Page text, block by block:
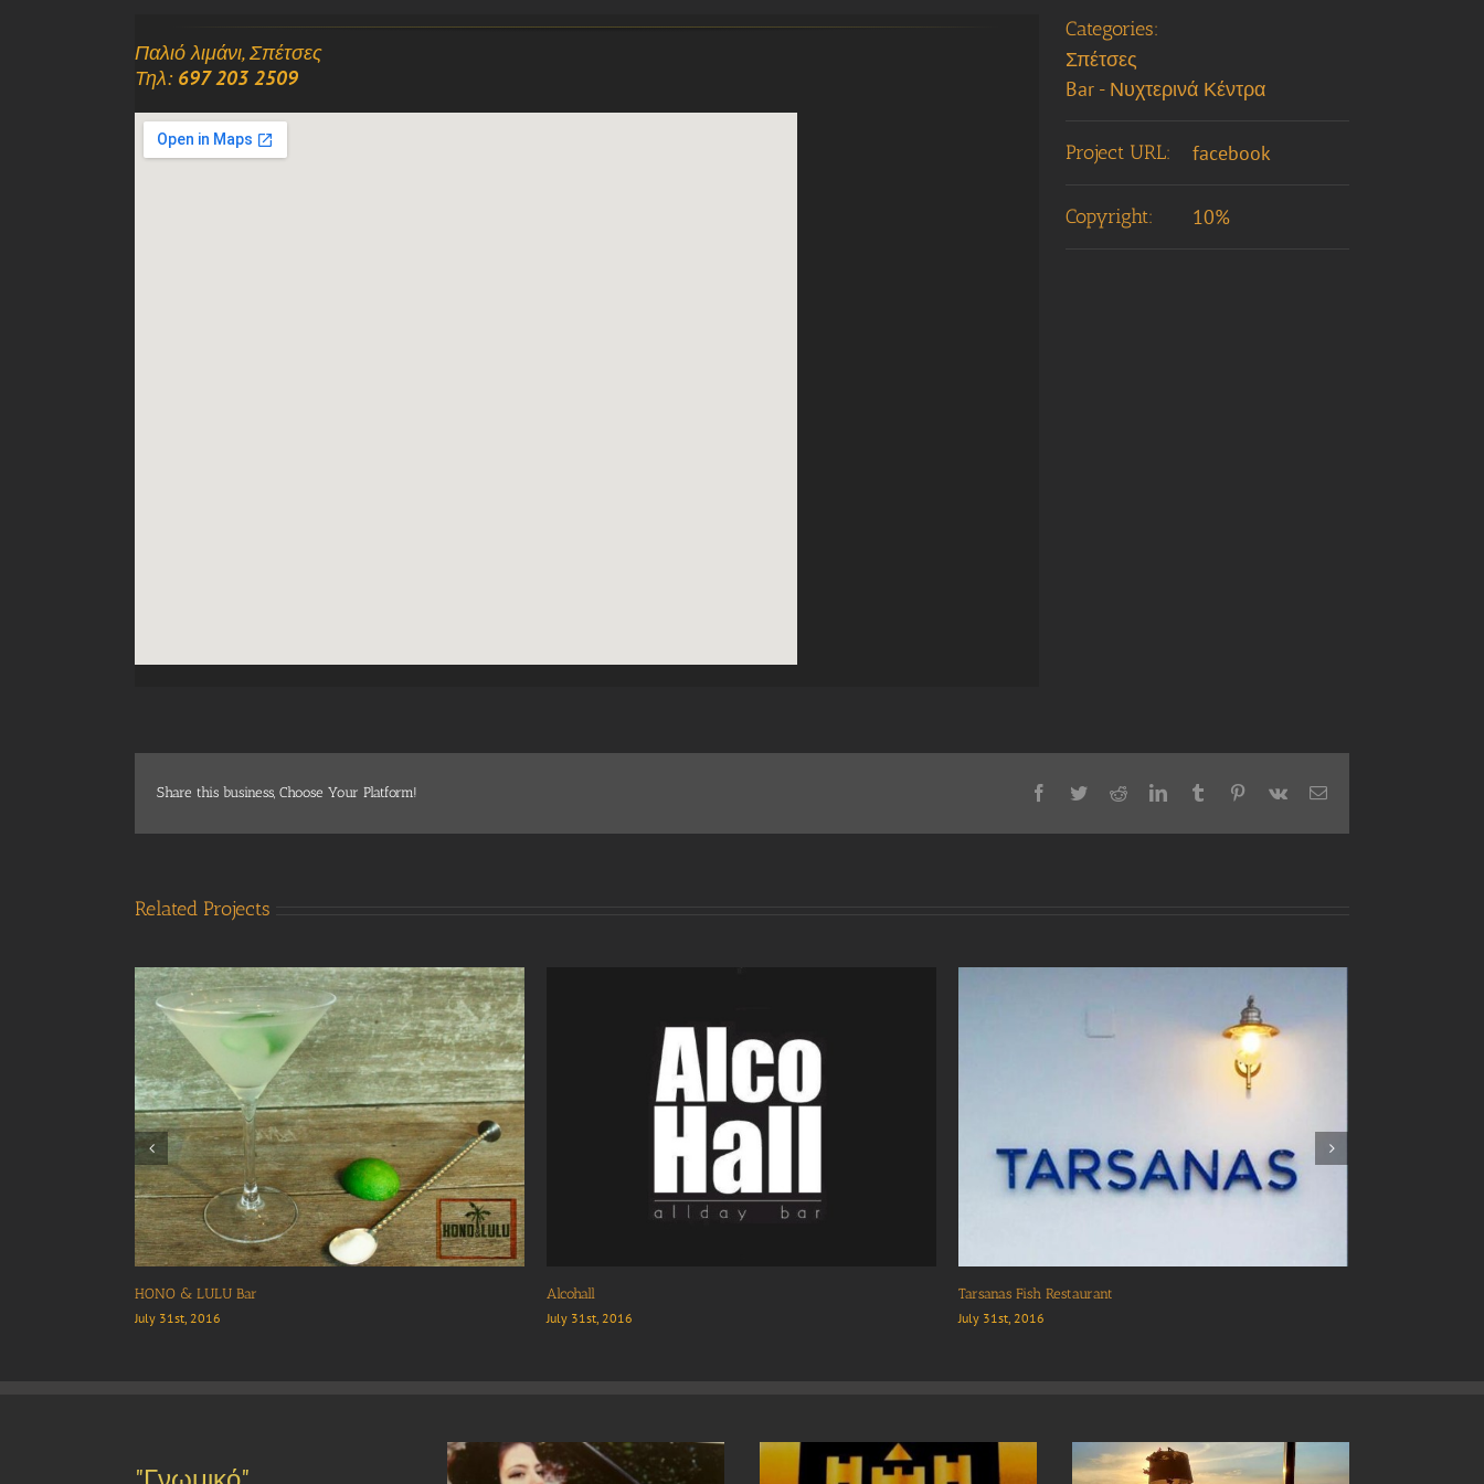
Παλιό λιμάνι, Σπέτσες
Τηλ: 697 203 2509
Categories:
Σπέτσες
Bar - Νυχτερινά Κέντρα
Project URL: facebook
Copyright: 10%
Share this business, Choose Your Platform! Facebook
TwitterRedditLinkedInTumblr Pinterest
Vk Email
Related Projects
Tarsanas Fish Restaurant
July 31st, 2016
Καπελογιάννης Μεζεδοπωλείο Ουζερί
July 31st, 2016
Νερο της αγαπης
July 31st, 2016